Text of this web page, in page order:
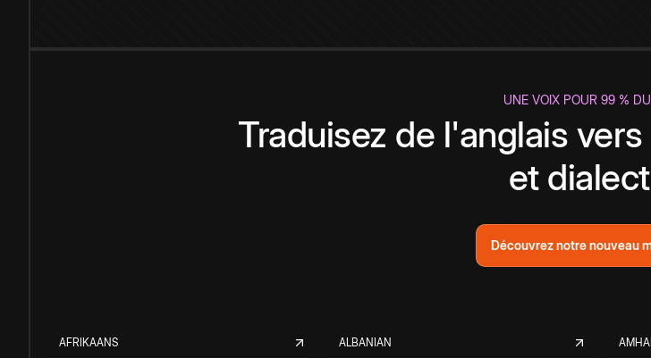
UNE VOIX POUR 99 %
Traduisez de l'anglais
et
Découvrez notre nouveau
AFRIKAANS ALBANIAN